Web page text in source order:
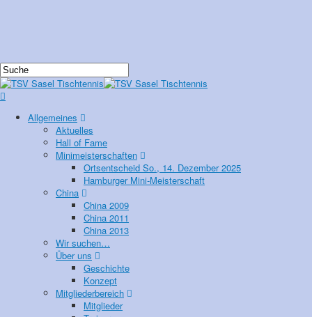
Allgemeines
Aktuelles
Hall of Fame
Minimeisterschaften
Ortsentscheid So., 14. Dezember 2025
Hamburger Mini-Meisterschaft
China
China 2009
China 2011
China 2013
Wir suchen…
Über uns
Geschichte
Konzept
Mitgliederbereich
Mitglieder